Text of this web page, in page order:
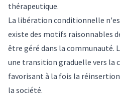
thérapeutique.
La libération conditionnelle
existe des motifs raisonnables
être géré dans la
une transition graduelle vers la
favorisant à la fois la
la société.